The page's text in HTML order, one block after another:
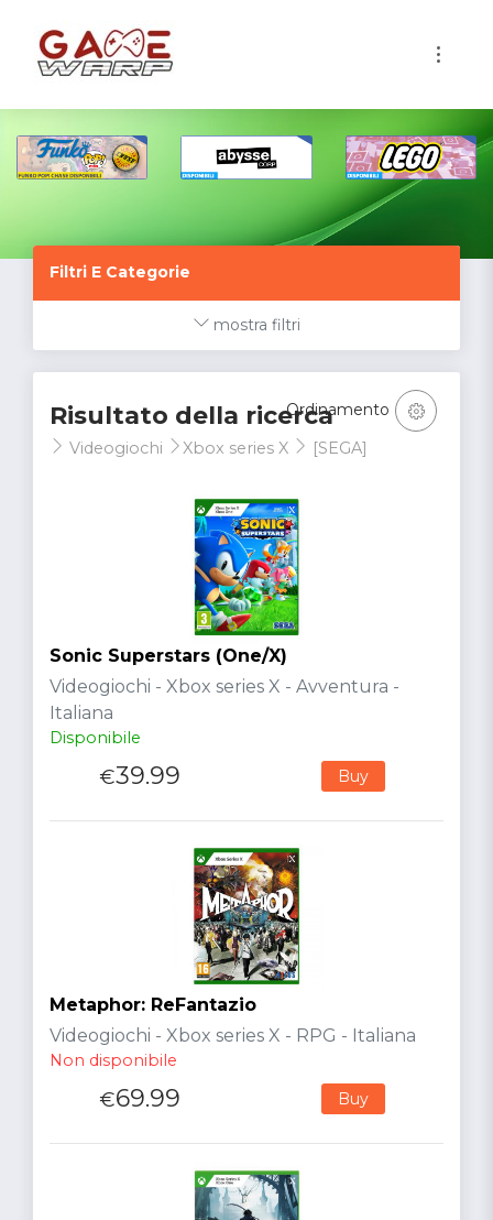
Filtri E Categorie
mostra filtri
Risultato della ricerca
Videogiochi Xbox series X [SEGA]
Ordinamento
Sonic Superstars (One/X)
Videogiochi - Xbox series X - Avventura -
Italiana
Disponibile
€39.99 Buy
Metaphor: ReFantazio
Videogiochi - Xbox series X - RPG - Italiana
Non disponibile
€69.99 Buy